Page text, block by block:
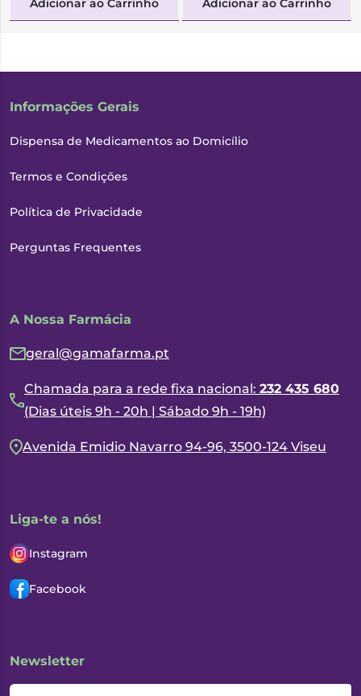
Adicionar ao Carrinho Adicionar ao Carrinho
Informações Gerais
Dispensa de Medicamentos ao Domicílio
Termos e Condições
Política de Privacidade
Perguntas Frequentes
A Nossa Farmácia
geral@gamafarma.pt
Chamada para a rede fixa nacional: 232 435 680
(Dias úteis 9h - 20h | Sábado 9h - 19h)
Avenida Emidio Navarro 94-96, 3500-124 Viseu
Liga-te a nós!
Instagram
Facebook
Newsletter